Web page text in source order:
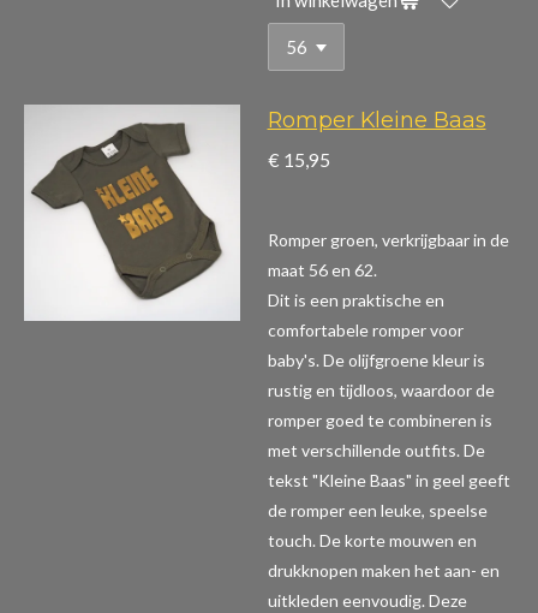
Romper Kleine Baas
€ 15,95
Romper groen, verkrijgbaar in de
maat 56 en 62.
Dit is een praktische en
comfortabele romper voor
baby's. De olijfgroene kleur is
rustig en tijdloos, waardoor de
romper goed te combineren is
met verschillende outfits. De
tekst "Kleine Baas" in geel geeft
de romper een leuke, speelse
touch. De korte mouwen en
drukknopen maken het aan- en
uitkleden eenvoudig. Deze